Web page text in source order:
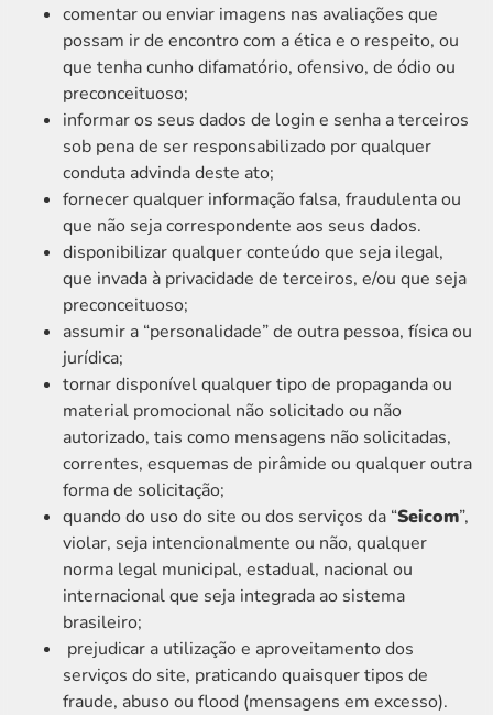
comentar ou enviar imagens nas avaliações que
possam ir de encontro com a ética e o respeito, ou
que tenha cunho difamatório, ofensivo, de ódio ou
preconceituoso;
informar os seus dados de login e senha a terceiros
sob pena de ser responsabilizado por qualquer
conduta advinda deste ato;
fornecer qualquer informação falsa, fraudulenta ou
que não seja correspondente aos seus dados.
disponibilizar qualquer conteúdo que seja ilegal,
que invada à privacidade de terceiros, e/ou que seja
preconceituoso;
assumir a “personalidade” de outra pessoa, física ou
jurídica;
tornar disponível qualquer tipo de propaganda ou
material promocional não solicitado ou não
autorizado, tais como mensagens não solicitadas,
correntes, esquemas de pirâmide ou qualquer outra
forma de solicitação;
quando do uso do site ou dos serviços da “Seicom”,
violar, seja intencionalmente ou não, qualquer
norma legal municipal, estadual, nacional ou
internacional que seja integrada ao sistema
brasileiro;
prejudicar a utilização e aproveitamento dos
serviços do site, praticando quaisquer tipos de
fraude, abuso ou flood (mensagens em excesso).